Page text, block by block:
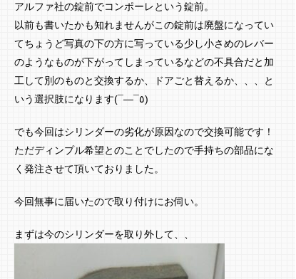
アルファ社の錠前でコンポーレという錠前。
以前も書いたかも知れませんがこの錠前は廃盤になってい
てちょうど写真の下の方に写っている少し小さめのレバー
のようなものが下がってしまっているなどの不具合だと加
工して別のものと交換するか、ドアごと替えるか、、、と
いう選択肢になります(¯―¯٥)
でも今回はシリンダーの劣化が原因なので交換可能です！
ただディンプル希望とのことでしたので手持ちの部品にな
く発注させて頂いておりました。
今回無事に届いたので取り付けにお伺い。
まずは今のシリンダーを取り外して、、